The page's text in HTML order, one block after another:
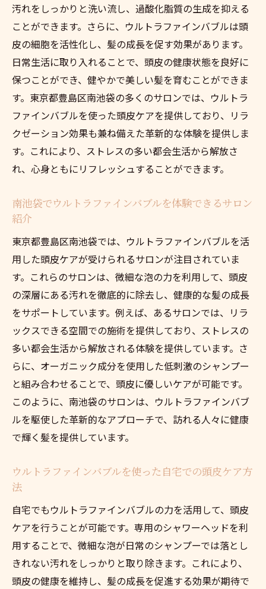
東京都豊島区で話題のウルトラファインバブル
頭皮ケアの効果とは
ウルトラファインバブルの効果を引き出す
ためのポイント
南池袋でのウルトラファインバブルの評判
と効果
ウルトラファインバブルと共に頭皮ケアを
始めた人の体験談
ウルトラファインバブルで得られる具体的
東京都豊島区でウルトラファインバブルが
ウルトラファインバブル利用による頭皮ケ
アの改善事例
髪に輝きをもたらすウルトラファインバブル利
用者の声を南池袋から紹介
実際にウルトラファインバブルを体験した
人々の声
髪に輝きを！ウルトラファインバブルで変
わるヘアケア
ウルトラファインバブルが実現する髪の質
感向上
南池袋のサロン利用者が語るウルトラファ
髪に輝きを！ウルトラファインバブルで満
ウルトラファインバブルを使い続けること
で得られる効果
ウルトラファインバブルが変える頭皮ケアの未
来南池袋で体験しよう
ウルトラファインバブルが提案する頭皮ケ
汚れをしっかりと洗い流し、過酸化脂質の生成を抑える
ことができます。さらに、ウルトラファインバブルは頭
皮の細胞を活性化し、髪の成長を促す効果があります。
日常生活に取り入れることで、頭皮の健康状態を良好に
保つことができ、健やかで美しい髪を育むことができま
す。東京都豊島区南池袋の多くのサロンでは、ウルトラ
ファインバブルを使った頭皮ケアを提供しており、リラ
クゼーション効果も兼ね備えた革新的な体験を提供しま
す。これにより、ストレスの多い都会生活から解放さ
れ、心身ともにリフレッシュすることができます。
南池袋でウルトラファインバブルを体験できるサロン
紹介
東京都豊島区南池袋では、ウルトラファインバブルを活
用した頭皮ケアが受けられるサロンが注目されていま
す。これらのサロンは、微細な泡の力を利用して、頭皮
の深層にある汚れを徹底的に除去し、健康的な髪の成長
をサポートしています。例えば、あるサロンでは、リラ
ックスできる空間での施術を提供しており、ストレスの
多い都会生活から解放される体験を提供しています。さ
らに、オーガニック成分を使用した低刺激のシャンプー
と組み合わせることで、頭皮に優しいケアが可能です。
このように、南池袋のサロンは、ウルトラファインバブ
ルを駆使した革新的なアプローチで、訪れる人々に健康
で輝く髪を提供しています。
ウルトラファインバブルを使った自宅での頭皮ケア方
法
自宅でもウルトラファインバブルの力を活用して、頭皮
ケアを行うことが可能です。専用のシャワーヘッドを利
用することで、微細な泡が日常のシャンプーでは落とし
きれない汚れをしっかりと取り除きます。これにより、
頭皮の健康を維持し、髪の成長を促進する効果が期待で